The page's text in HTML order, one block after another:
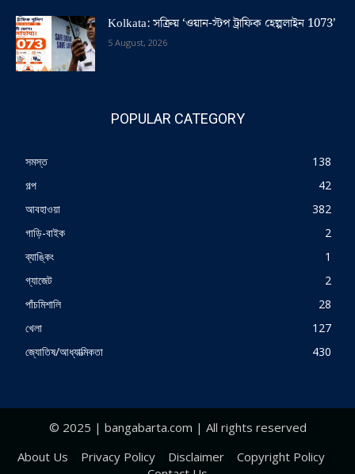
Kolkata: সক্রিয় ‘ওয়ান-স্টপ ট্রাফিক হেল্পলাইন 1073’
5 August, 2026
POPULAR CATEGORY
সমস্ত
138
গল্প
42
আবহাওয়া
382
গাড়ি-বাইক
2
ব্যাঙ্কিং
1
গ্যাজেট
2
পাঁচমিশালি
28
খেলা
127
জ্যোতিষ/আধ্যাত্মিকতা
430
© 2025 | bangabarta.com | All rights reserved
About Us
Privacy Policy Disclaimer
Copyright Policy